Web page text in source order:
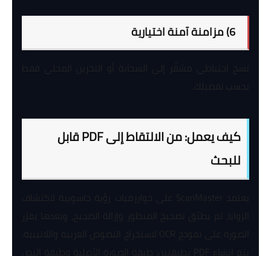
6) مزامنة آمنة اختيارية
نسخ احتياطي مشفّر إلى السحابة أو التخزين المحلي فقط
بحسب تفضيلك.
كيف يعمل: من الالتقاط إلى PDF قابل
للبحث
يعتمد ScanMaster على خوارزميات رؤية حاسوبية لاكتشاف
الزوايا، ثم يطبّق تصحيح المنظور وإزالة الضجيج، وبعدها يمرّر
الصورة على نموذج OCR لاستخراج النصوص العربية واللاتينية.
يتم إنشاء PDF بطبقتين: طبقة الصورة الأصلية وطبقة النص